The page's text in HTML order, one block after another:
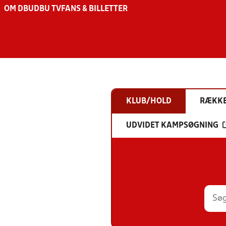
OM DBU DBU TV FANS & BILLETTER
KLUB/HOLD
UDVIDET KAMPSØGNING